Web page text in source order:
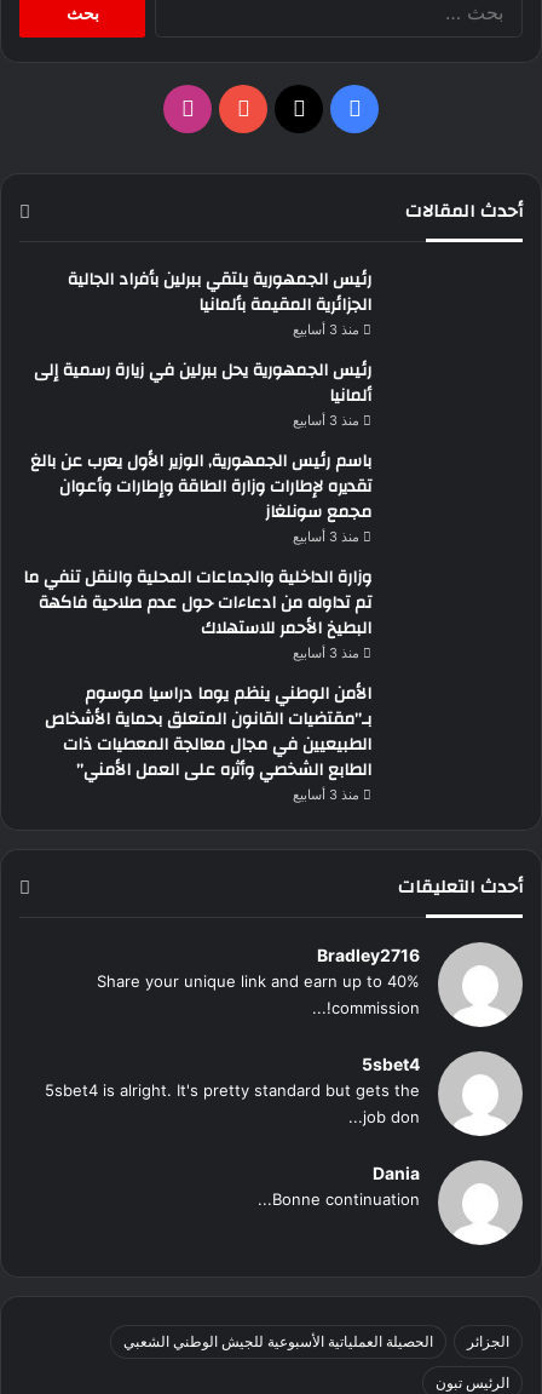
فيسبوك ‫YouTubeانستقرام
أحدث المقالات
رئيس الجمهورية يلتقي ببرلين بأفراد الجالية
الجزائرية المقيمة بألمانيا
منذ 3 أسابيع
رئيس الجمهورية يحل ببرلين في زيارة رسمية إلى
ألمانيا
منذ 3 أسابيع
باسم رئيس الجمهورية, الوزير الأول يعرب عن بالغ
تقديره لإطارات وزارة الطاقة وإطارات وأعوان
مجمع سونلغاز
منذ 3 أسابيع
وزارة الداخلية والجماعات المحلية والنقل تنفي ما
تم تداوله من ادعاءات حول عدم صلاحية فاكهة
البطيخ الأحمر للاستهلاك
منذ 3 أسابيع
الأمن الوطني ينظم يوما دراسيا موسوم
بـ”مقتضيات القانون المتعلق بحماية الأشخاص
الطبيعيين في مجال معالجة المعطيات ذات
الطابع الشخصي وأثره على العمل الأمني”
منذ 3 أسابيع
أحدث التعليقات
Bradley2716
Share your unique link and earn up to 40%
commission!...
5sbet4
5sbet4 is alright. It's pretty standard but gets the
job don...
Dania
Bonne continuation...
الجزائر الحصيلة العملياتية الأسبوعية للجيش الوطني الشعبي
الرئيس تبون